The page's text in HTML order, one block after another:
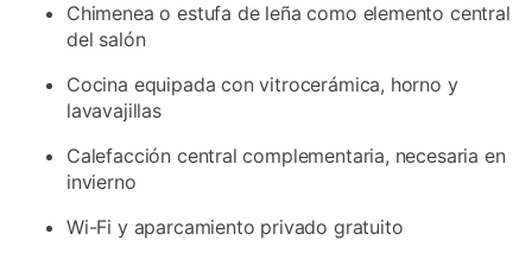
Chimenea o estufa de leña como elemento central
del salón
Cocina equipada con vitrocerámica, horno y
lavavajillas
Calefacción central complementaria, necesaria en
invierno
Wi-Fi y aparcamiento privado gratuito